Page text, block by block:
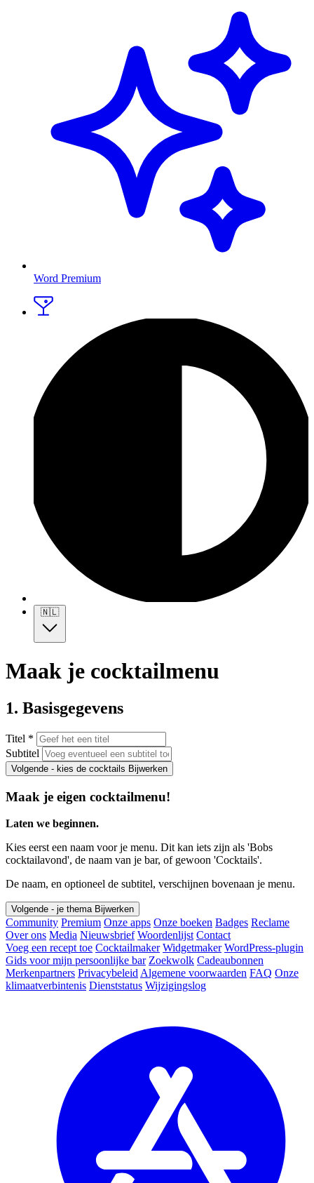
Word Premium
🇳🇱
Maak je cocktailmenu
1. Basisgegevens
Titel *
Subtitel
Volgende - kies de cocktails Bijwerken
Maak je eigen cocktailmenu!
Laten we beginnen.
Kies eerst een naam voor je menu. Dit kan iets zijn als 'Bobs
cocktailavond', de naam van je bar, of gewoon 'Cocktails'.
De naam, en optioneel de subtitel, verschijnen bovenaan je menu.
Volgende - je thema Bijwerken
Community Premium Onze apps Onze boeken Badges Reclame
Over ons Media Nieuwsbrief Woordenlijst Contact
Voeg een recept toe Cocktailmaker Widgetmaker WordPress-plugin
Gids voor mijn persoonlijke bar Zoekwolk Cadeaubonnen
Merkenpartners Privacybeleid Algemene voorwaarden FAQ Onze
klimaatverbintenis Dienststatus Wijzigingslog